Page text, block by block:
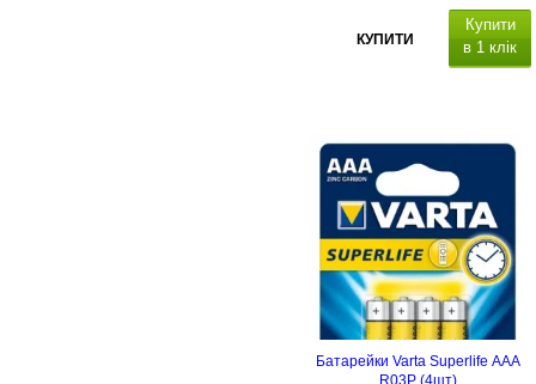
КУПИТИ
Купити
в 1 клік
Батарейки Varta Superlife AAA
R03P (4шт)